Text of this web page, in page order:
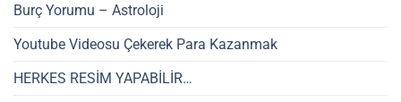
Burç Yorumu – Astroloji
Youtube Videosu Çekerek Para Kazanmak
HERKES RESİM YAPABİLİR…